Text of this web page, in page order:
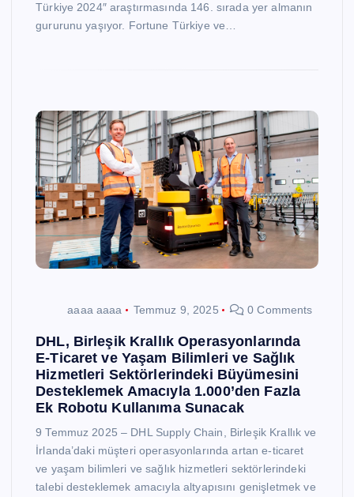
Türkiye 2024″ araştırmasında 146. sırada yer almanın
gururunu yaşıyor. Fortune Türkiye ve…
aaaa aaaa Temmuz 9, 2025 0 Comments
DHL, Birleşik Krallık Operasyonlarında
E-Ticaret ve Yaşam Bilimleri ve Sağlık
Hizmetleri Sektörlerindeki Büyümesini
Desteklemek Amacıyla 1.000’den Fazla
Ek Robotu Kullanıma Sunacak
9 Temmuz 2025 – DHL Supply Chain, Birleşik Krallık ve
İrlanda’daki müşteri operasyonlarında artan e-ticaret
ve yaşam bilimleri ve sağlık hizmetleri sektörlerindeki
talebi desteklemek amacıyla altyapısını genişletmek ve